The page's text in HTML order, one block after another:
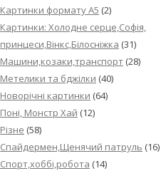
Картинки формату А5 (2)
Картинки: Холодне серце,Софія,
принцеси,Вінкс,Білосніжка (31)
Машини,козаки,транспорт (28)
Метелики та бджілки (40)
Новорічні картинки (64)
Поні, Монстр Хай (12)
Різне (58)
Спайдермен,Щенячий патруль (16)
Спорт,хоббі,робота (14)